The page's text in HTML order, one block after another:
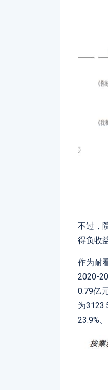
不过，
得负收
作为耐
2020-
0.79亿
为
23.9%、